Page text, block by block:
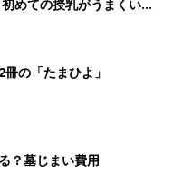
めての授乳がうまくい
本と夏のトラブル 解決テ
の「たまひよ」
？墓じまい費用